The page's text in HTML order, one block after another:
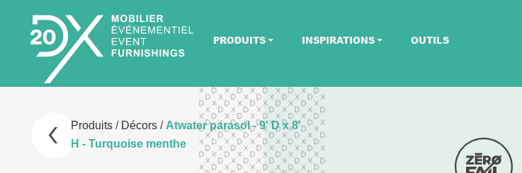
PRODUITS INSPIRATIONS OUTILS
Produits / Décors / Atwater parasol - 9' D x 8'
H - Turquoise menthe